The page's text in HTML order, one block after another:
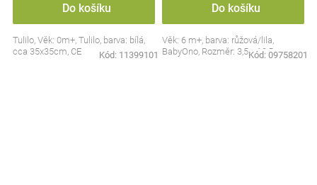
Do košíku
Tulilo, Věk: 0m+, Tulilo, barva: bílá,
cca 35x35cm, CE
Kód: 11399101
Do košíku
Věk: 6 m+, barva: růžová/lila,
BabyOno, Rozměr: 3,5 x 10,5 cm
Kód: 09758201